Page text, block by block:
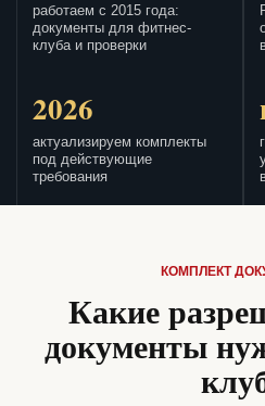
работаем с 2015 года:
документы для фитнес-
клуба и проверки
2026
актуализируем комплекты
под действующие
требования
КОМПЛЕКТ
Какие
документы